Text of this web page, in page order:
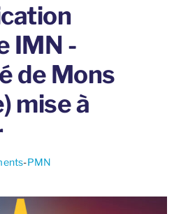
IMN -
de Mons
mise à
-PMN